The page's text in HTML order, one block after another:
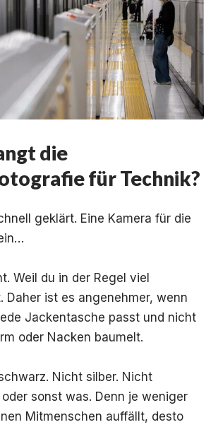
die
für Technik?
geklärt. Eine Kamera für die
Weil du in der Regel viel
Daher ist es angenehmer, wenn
Jackentasche passt und nicht
oder Nacken baumelt.
Nicht silber. Nicht
sonst was. Denn je weniger
Mitmenschen auffällt, desto